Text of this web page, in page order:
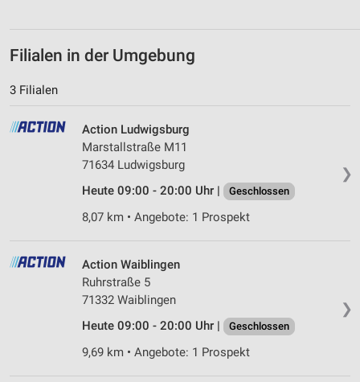
Filialen in der Umgebung
3 Filialen
❯
Action Ludwigsburg
Marstallstraße M11
71634 Ludwigsburg
Heute 09:00 - 20:00 Uhr |
Geschlossen
8,07 km • Angebote: 1 Prospekt
❯
Action Waiblingen
Ruhrstraße 5
71332 Waiblingen
Heute 09:00 - 20:00 Uhr |
Geschlossen
9,69 km • Angebote: 1 Prospekt
personalisierter Inhalte
Messung der Werbeleistung
Messung der Performance von Inhalten
Analyse von Zielgruppen durch Statistiken oder
Kombinationen von Daten aus verschiedenen
Verwendung reduzierter Daten zur Auswahl von